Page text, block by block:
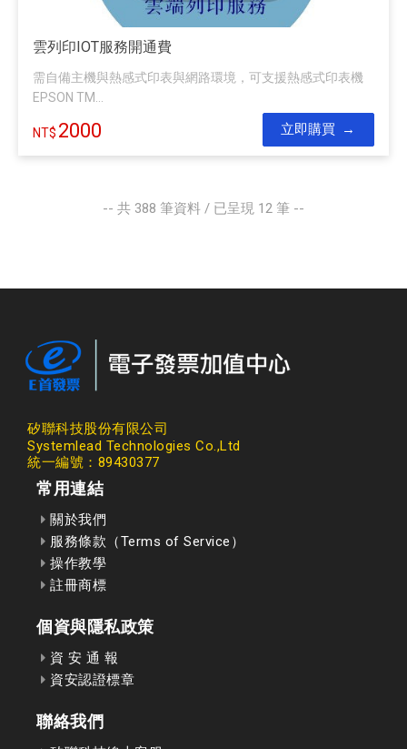
雲列印IOT服務開通費
需自備主機與熱感式印表與網路環境，可支援熱感式印表機
EPSON TM...
2000 立即購買
-- 共 388 筆資料 / 已呈現 12 筆 --
矽聯科技股份有限公司
Systemlead Technologies Co.,Ltd
統一編號：89430377
常用連結
關於我們
服務條款（Terms of Service）
操作教學
註冊商標
個資與隱私政策
資 安 通 報
資安認證標章
聯絡我們